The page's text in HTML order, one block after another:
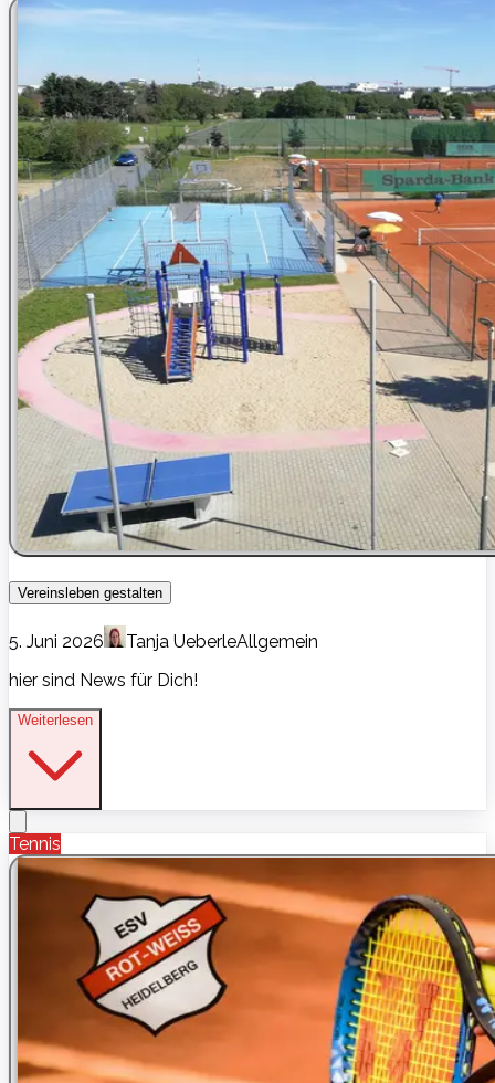
Vereinsleben gestalten
5. Juni 2026 Tanja UeberleAllgemein
hier sind News für Dich!
Weiterlesen
Tennis